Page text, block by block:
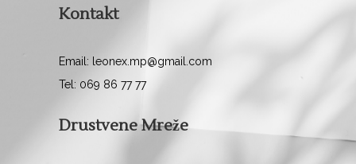
Kontakt
Email: leonex.mp@gmail.com
Tel: 069 86 77 77
Drustvene Mreže